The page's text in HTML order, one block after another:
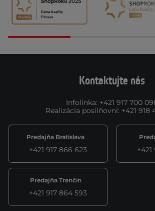
Kontaktujte nás
Infolinka: +421 917 700
Realizácia posilňovní: +421 918
Predajňa Bratislava
+421 917 866 623
Predajňa Trenčín
+421 917 864 593